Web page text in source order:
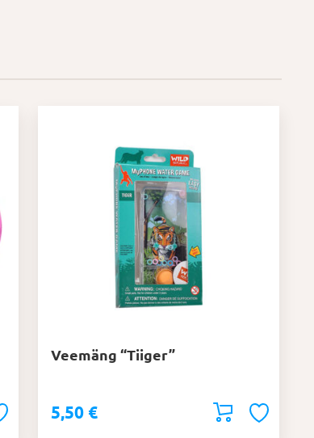
Veemäng “Tiiger”
5,50 €